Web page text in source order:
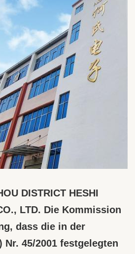
DISTRICT HESHI
LTD. Die Kommission
dass die in der
Nr. 45/2001 festgelegten